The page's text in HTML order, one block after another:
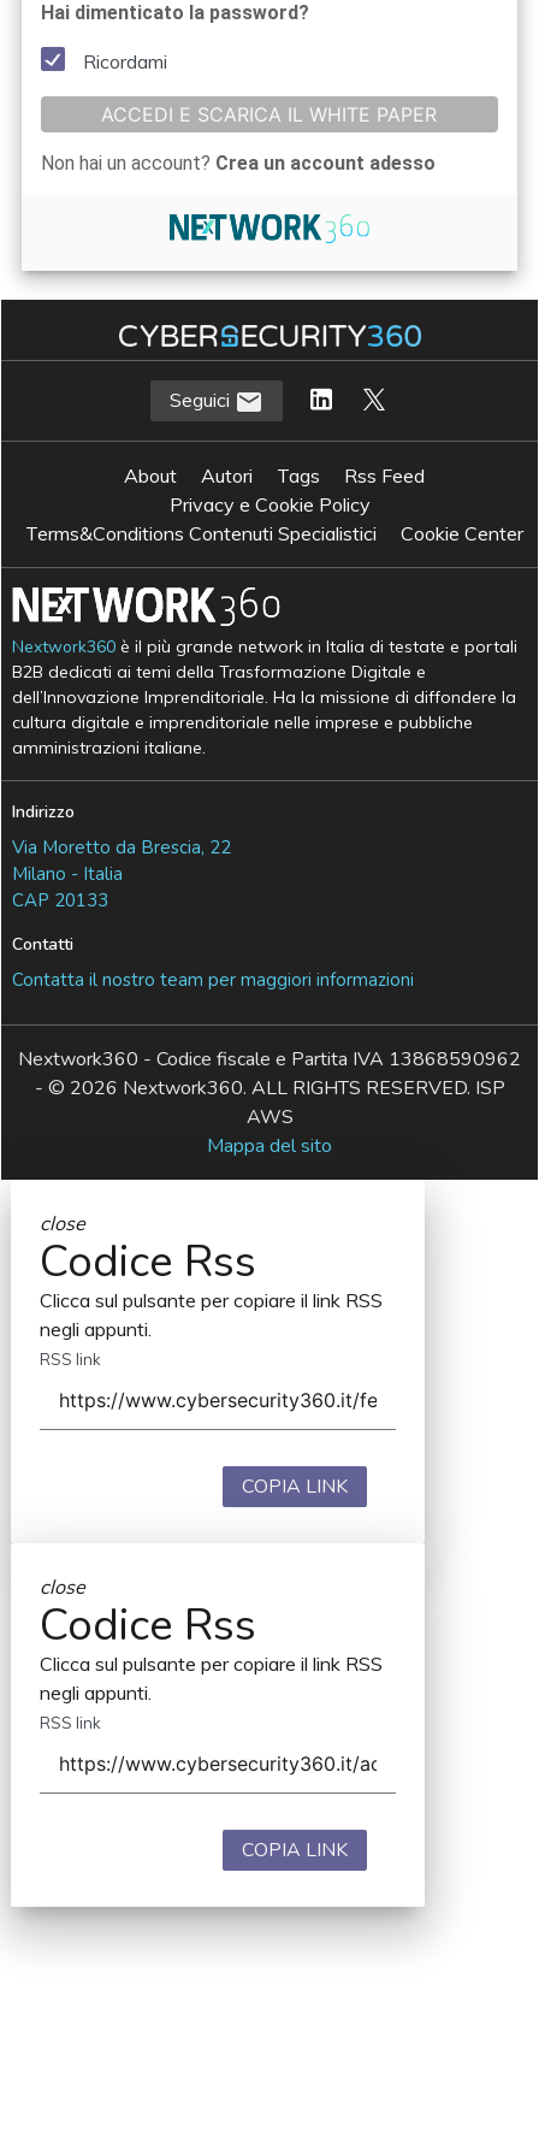
Hai dimenticato la password?
Ricordami
ACCEDI E SCARICA IL WHITE PAPER
Non hai un account? Crea un account adesso
Seguici
About Autori Tags
Rss Feed
Privacy e Cookie Policy
Terms&Conditions Contenuti Specialistici
Cookie Center
Nextwork360 è il più grande network in Italia di testate e portali
B2B dedicati ai temi della Trasformazione Digitale e
dell’Innovazione Imprenditoriale. Ha la missione di diffondere la
cultura digitale e imprenditoriale nelle imprese e pubbliche
amministrazioni italiane.
Indirizzo
Via Moretto da Brescia, 22
Milano - Italia
CAP 20133
Contatti
Contatta il nostro team per maggiori informazioni
Nextwork360 - Codice fiscale e Partita IVA 13868590962
- © 2026 Nextwork360. ALL RIGHTS RESERVED. ISP
AWS
Mappa del sito
close
Codice Rss
Clicca sul pulsante per copiare il link RSS
negli appunti.
RSS link
COPIA LINK
close
Codice Rss
Clicca sul pulsante per copiare il link RSS
negli appunti.
RSS link
COPIA LINK